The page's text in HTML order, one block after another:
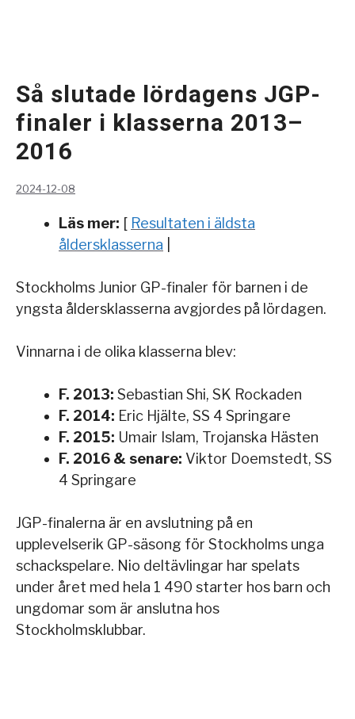
Så slutade lördagens JGP-
finaler i klasserna 2013–
2016
2024-12-08
Läs mer: [ Resultaten i äldsta
åldersklasserna
Stockholms Junior GP-finaler för barnen i de
yngsta åldersklasserna avgjordes på lördagen.
Vinnarna i de olika klasserna blev:
F. 2013: Sebastian Shi, SK Rockaden
F. 2014: Eric Hjälte, SS 4 Springare
F. 2015: Umair Islam, Trojanska Hästen
F. 2016 & senare: Viktor Doemstedt, SS
4 Springare
JGP-finalerna är en avslutning på en
upplevelserik GP-säsong för Stockholms unga
schackspelare. Nio deltävlingar har spelats
under året med hela 1 490 starter hos barn och
ungdomar som är anslutna hos
Stockholmsklubbar.